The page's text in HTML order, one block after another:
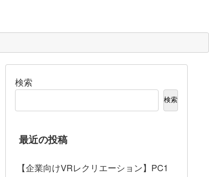
検索
検索
最近の投稿
【企業向けVRレクリエーション】PC1